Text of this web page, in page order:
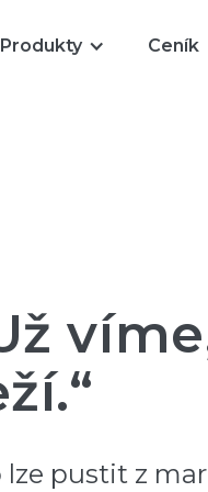
Produkty Ceník
pustit z